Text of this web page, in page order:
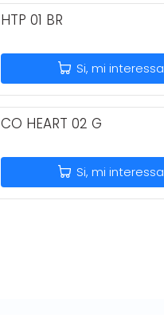
HTP 01 BR
Si, mi interessa
CO HEART 02 G
Si, mi interessa